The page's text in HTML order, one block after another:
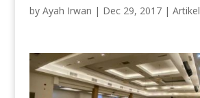
by Ayah Irwan | Dec 29, 2017| Artikel